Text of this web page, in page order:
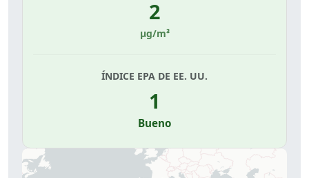
2
µg/m³
ÍNDICE EPA DE EE. UU.
1
Bueno